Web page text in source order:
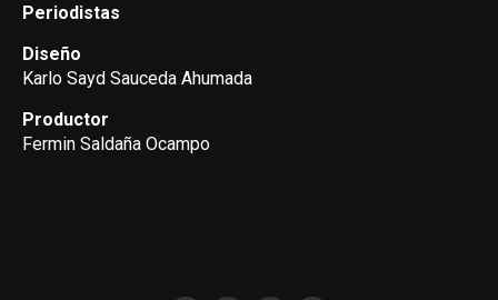
Periodistas
Diseño
Karlo Sayd Sauceda Ahumada
Productor
Fermin Saldaña Ocampo